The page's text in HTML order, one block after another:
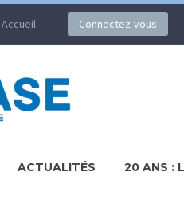
Accueil Connectez-vous
ACTUALITÉS 20 ANS :